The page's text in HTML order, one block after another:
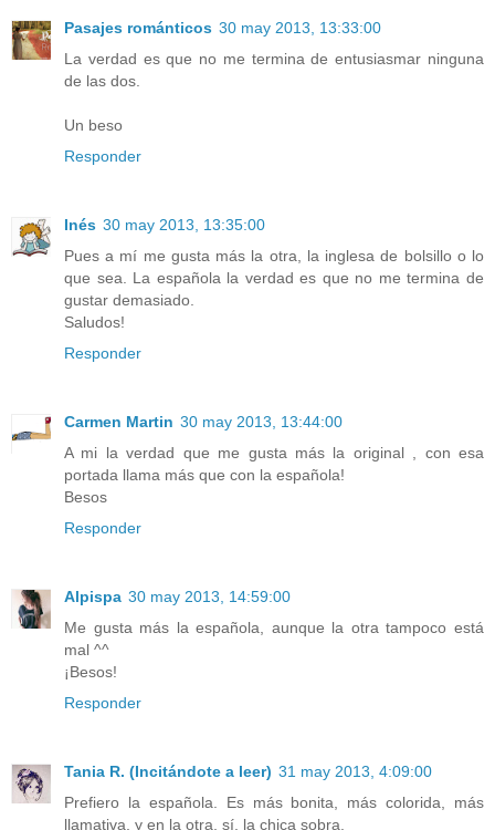
Pasajes románticos 30 may 2013, 13:33:00
La verdad es que no me termina de entusiasmar ninguna
de las dos.
Un beso
Responder
Inés 30 may 2013, 13:35:00
Pues a mí me gusta más la otra, la inglesa de bolsillo o lo
que sea. La española la verdad es que no me termina de
gustar demasiado.
Saludos!
Responder
Carmen Martin 30 may 2013, 13:44:00
A mi la verdad que me gusta más la original , con esa
portada llama más que con la española!
Besos
Responder
Alpispa 30 may 2013, 14:59:00
Me gusta más la española, aunque la otra tampoco está
mal ^^
¡Besos!
Responder
Tania R. (Incitándote a leer) 31 may 2013, 4:09:00
Prefiero la española. Es más bonita, más colorida, más
llamativa, y en la otra, sí, la chica sobra.